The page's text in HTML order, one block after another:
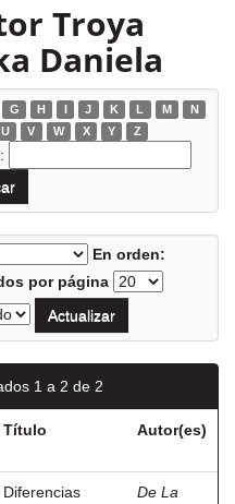
Troya
Daniela
G H I J K L M
N
U V W X Y Z
En orden:
por página
1 a 2 de 2
Título Autor(es)
Diferencias
De La